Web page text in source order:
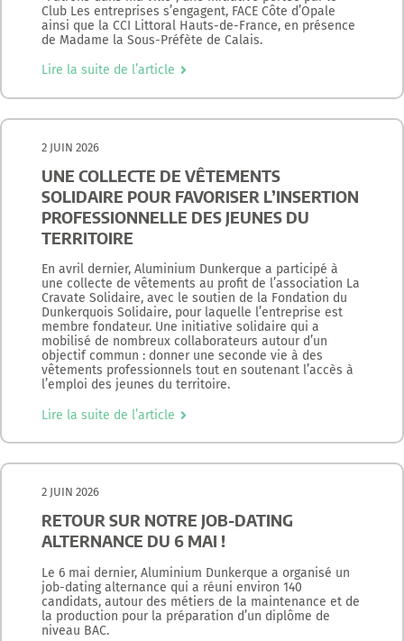
Club Les entreprises s’engagent, FACE Côte d’Opale
ainsi que la CCI Littoral Hauts-de-France, en présence
de Madame la Sous-Préfète de Calais.
Lire la suite de l’article
2 JUIN 2026
UNE COLLECTE DE VÊTEMENTS
SOLIDAIRE POUR FAVORISER L’INSERTION
PROFESSIONNELLE DES JEUNES DU
TERRITOIRE
En avril dernier, Aluminium Dunkerque a participé à
une collecte de vêtements au profit de l’association La
Cravate Solidaire, avec le soutien de la Fondation du
Dunkerquois Solidaire, pour laquelle l’entreprise est
membre fondateur. Une initiative solidaire qui a
mobilisé de nombreux collaborateurs autour d’un
objectif commun : donner une seconde vie à des
vêtements professionnels tout en soutenant l’accès à
l’emploi des jeunes du territoire.
Lire la suite de l’article
2 JUIN 2026
RETOUR SUR NOTRE JOB-DATING
ALTERNANCE DU 6 MAI !
Le 6 mai dernier, Aluminium Dunkerque a organisé un
job-dating alternance qui a réuni environ 140
candidats, autour des métiers de la maintenance et de
la production pour la préparation d’un diplôme de
niveau BAC.